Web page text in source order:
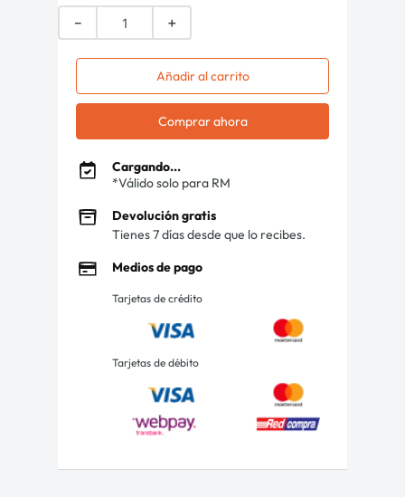
＋
－
Añadir al carrito
Comprar ahora
Cargando...
*Válido solo para RM
Devolución gratis
Tienes 7 días desde que lo recibes.
Medios de pago
Tarjetas de crédito
Tarjetas de débito